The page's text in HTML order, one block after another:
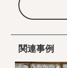
関連事例